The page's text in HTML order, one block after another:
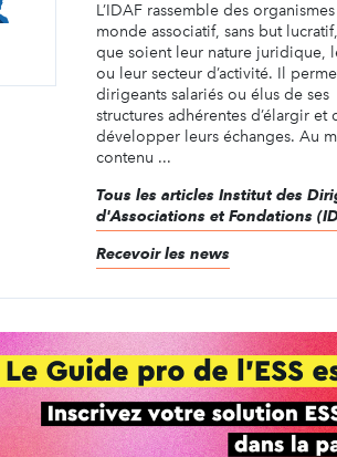
L’IDAF rassemble des
monde associatif, sans but
que soient leur nature juridique,
ou leur secteur d’activité. Il
dirigeants salariés ou élus de ses
structures adhérentes d’élargir et
développer leurs échanges. Au
contenu ...
Tous les articles Institut des
d'Associations et Fondations
Recevoir les news